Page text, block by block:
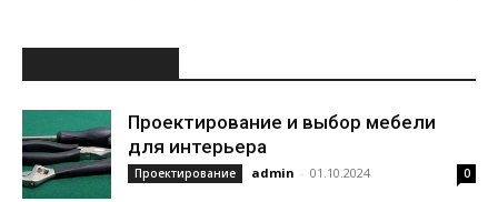
Проектирование и выбор мебели
для интерьера
Проектирование admin - 01.10.2024 0